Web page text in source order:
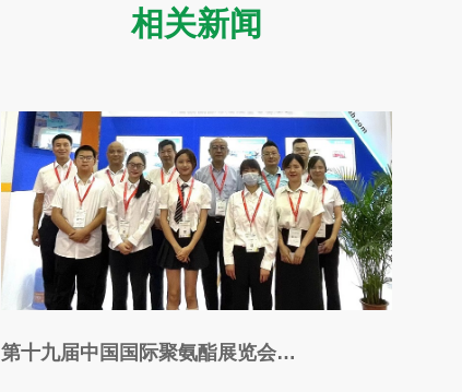
相关新闻
第十九届中国国际聚氨酯展览会